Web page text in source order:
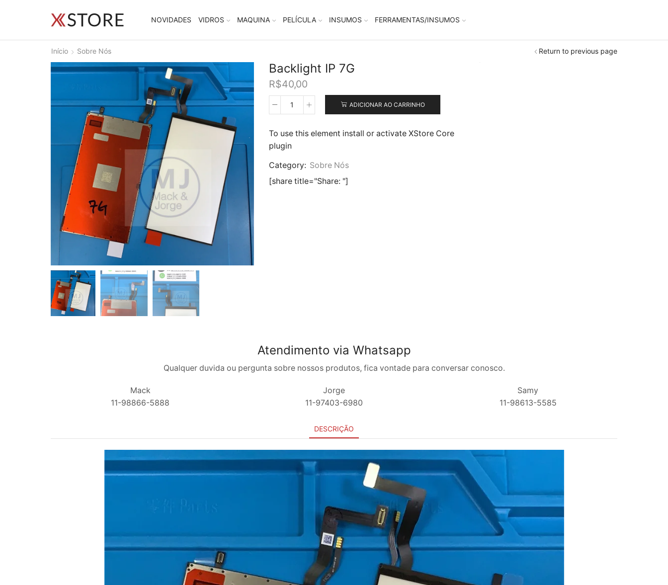
NOVIDADES VIDROS MAQUINA PELÍCULA INSUMOS FERRAMENTAS/INSUMOS
Início Sobre Nós Return to previous page
Backlight IP 7G
R$40,00
Backlight
7G
quantidade
ADICIONAR AO CARRINHO
To use this element install or activate XStore Core
plugin
Category: Sobre Nós
[share title="Share: "]
Atendimento via Whatsapp
Qualquer duvida ou pergunta sobre nossos produtos, fica vontade para conversar conosco.
Mack
11-98866-5888
Jorge
11-97403-6980
Samy
11-98613-5585
DESCRIÇÃO